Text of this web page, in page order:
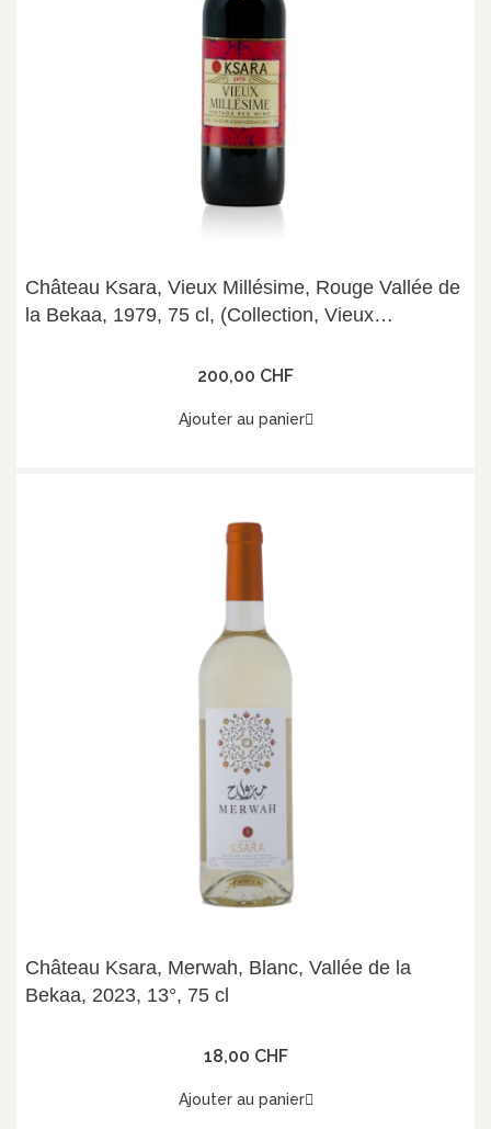
Château Ksara, Vieux Millésime, Rouge Vallée de
la Bekaa, 1979, 75 cl, (Collection, Vieux
200,00 CHF
Ajouter au panier
Château Ksara, Merwah, Blanc, Vallée de la
Bekaa, 2023, 13°, 75 cl
18,00 CHF
Ajouter au panier